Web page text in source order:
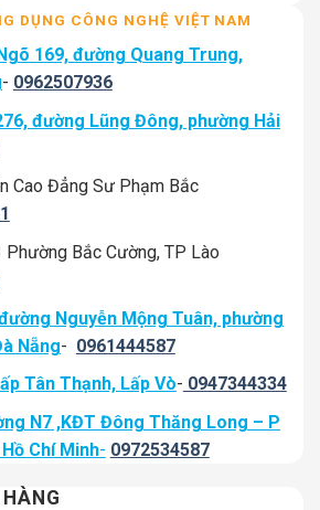
DỤNG CÔNG NGHỆ VIỆT NAM
169, đường Quang Trung,
- 0962507936
đường Lũng Đông, phường Hải
Cao Đẳng Sư Phạm Bắc
Phường Bắc Cường, TP Lào
Nguyễn Mộng Tuân, phường
Nẵng- 0961444587
Tân Thạnh, Lấp Vò- 0947344334
N7 ,KĐT Đông Thăng Long – P
Chí Minh- 0972534587